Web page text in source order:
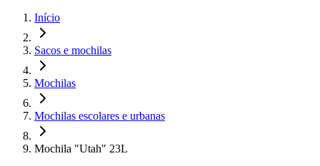
Início
Sacos e mochilas
Mochilas
Mochilas escolares e urbanas
Mochila "Utah" 23L